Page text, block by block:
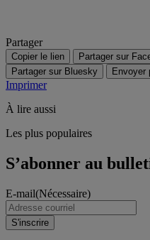
Partager
Copier le lien Partager sur
Partager sur Bluesky
Envoyer
Imprimer
À lire aussi
Les plus populaires
S’abonner au
E-mail(Nécessaire)
S'inscrire